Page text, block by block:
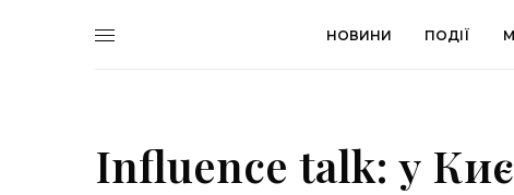
НОВИНИ ПОДІЇ
Influence talk: у